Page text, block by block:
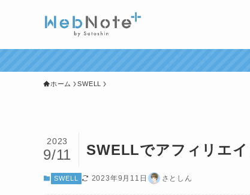
ホーム SWELL
SWELLでアフィリエ
2023
9/11
SWELL 2023年9月11日 さとしん